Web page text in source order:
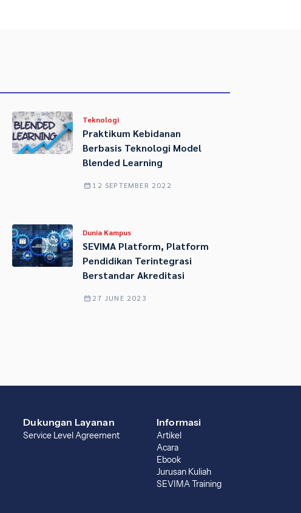
Teknologi
Praktikum Kebidanan
Berbasis Teknologi Model
Blended Learning
12 SEPTEMBER 2022
Dunia Kampus
SEVIMA Platform, Platform
Pendidikan Terintegrasi
Berstandar Akreditasi
27 JUNE 2023
Dukungan Layanan
Service Level Agreement
Informasi
Artikel
Acara
Ebook
Jurusan Kuliah
SEVIMA Training